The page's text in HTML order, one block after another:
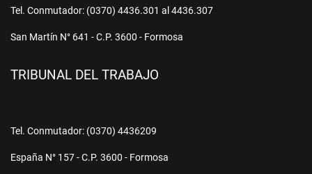
Tel. Conmutador: (0370) 4436.301 al 4436.307
San Martín N° 641 - C.P. 3600 - Formosa
TRIBUNAL DEL TRABAJO
Tel. Conmutador: (0370) 4436209
España N° 157 - C.P. 3600 - Formosa